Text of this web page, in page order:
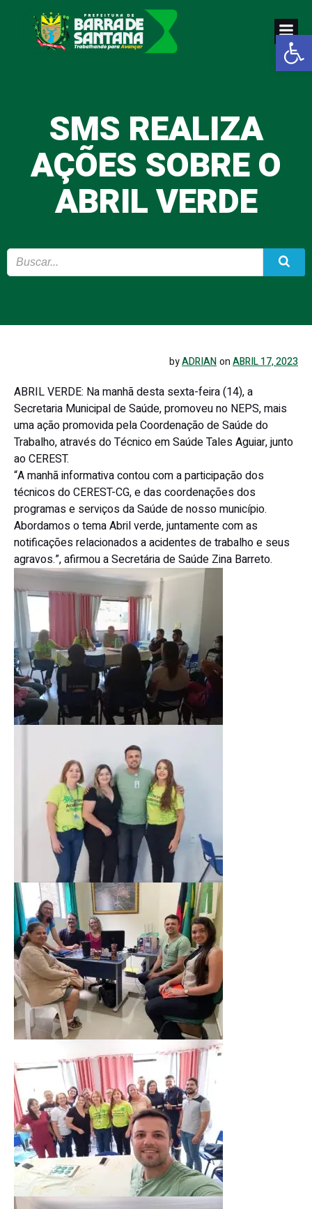
Abrir
Pular
para
o
conteúdo
SMS REALIZA
AÇÕES SOBRE O
ABRIL VERDE
byADRIANonABRIL 17, 2023
ABRIL VERDE: Na manhã desta sexta-feira (14), a
Secretaria Municipal de Saúde, promoveu no NEPS, mais
uma ação promovida pela Coordenação de Saúde do
Trabalho, através do Técnico em Saúde Tales Aguiar, junto
ao CEREST.
“A manhã informativa contou com a participação dos
técnicos do CEREST-CG, e das coordenações dos
programas e serviços da Saúde de nosso município.
Abordamos o tema Abril verde, juntamente com as
notificações relacionados a acidentes de trabalho e seus
agravos.”, afirmou a Secretária de Saúde Zina Barreto.